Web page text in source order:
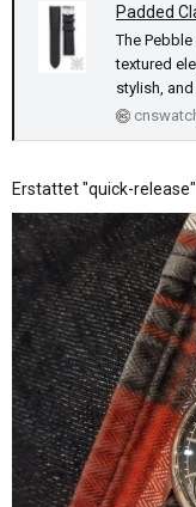
Padded
The
textured
stylish,
Erstattet "quick-